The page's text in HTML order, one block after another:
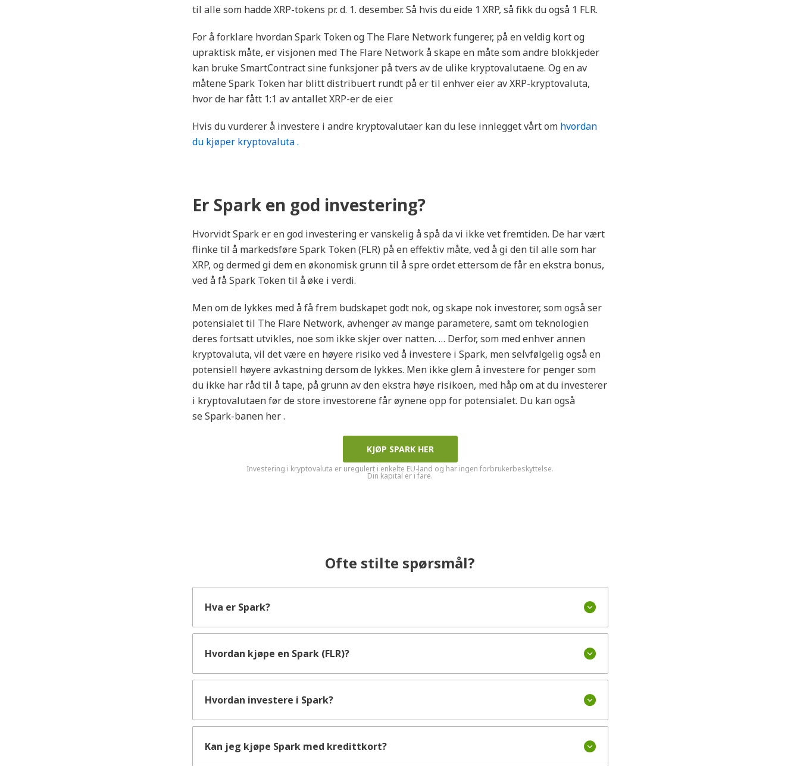
til alle som hadde XRP-tokens pr. d. 1. desember. Så hvis du eide 1 XRP, så fikk du også 1 FLR.
For å forklare hvordan Spark Token og The Flare Network fungerer, på en veldig kort og
upraktisk måte, er visjonen med The Flare Network å skape en måte som andre blokkjeder
kan bruke SmartContract sine funksjoner på tvers av de ulike kryptovalutaene. Og en av
måtene Spark Token har blitt distribuert rundt på er til enhver eier av XRP-kryptovaluta,
hvor de har fått 1:1 av antallet XRP-er de eier.
Hvis du vurderer å investere i andre kryptovalutaer kan du lese innlegget vårt om hvordan
du kjøper kryptovaluta .
Er Spark en god investering?
Hvorvidt Spark er en god investering er vanskelig å spå da vi ikke vet fremtiden. De har vært
flinke til å markedsføre Spark Token (FLR) på en effektiv måte, ved å gi den til alle som har
XRP, og dermed gi dem en økonomisk grunn til å spre ordet ettersom de får en ekstra bonus,
ved å få Spark Token til å øke i verdi.
Men om de lykkes med å få frem budskapet godt nok, og skape nok investorer, som også ser
potensialet til The Flare Network, avhenger av mange parametere, samt om teknologien
deres fortsatt utvikles, noe som ikke skjer over natten. … Derfor, som med enhver annen
kryptovaluta, vil det være en høyere risiko ved å investere i Spark, men selvfølgelig også en
potensiell høyere avkastning dersom de lykkes. Men ikke glem å investere for penger som
du ikke har råd til å tape, på grunn av den ekstra høye risikoen, med håp om at du investerer
i kryptovalutaen før de store investorene får øynene opp for potensialet. Du kan også
se Spark-banen her .
KJØP SPARK HER
Investering i kryptovaluta er uregulert i enkelte EU-land og har ingen forbrukerbeskyttelse.
Din kapital er i fare.
Ofte stilte spørsmål?
Hva er Spark?
Hvordan kjøpe en Spark (FLR)?
Hvordan investere i Spark?
Kan jeg kjøpe Spark med kredittkort?